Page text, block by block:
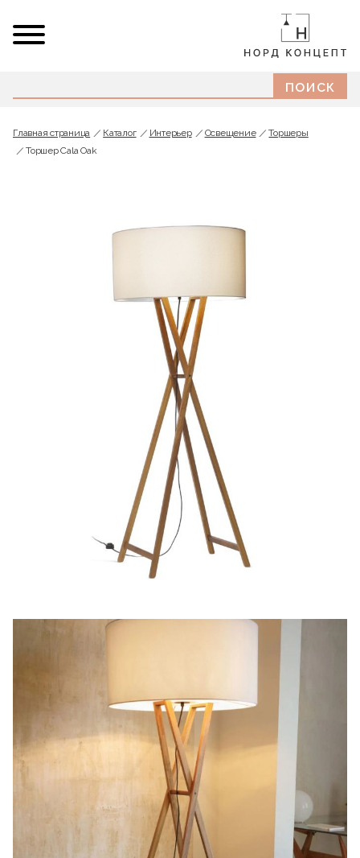
Главная страница Каталог Интерьер Освещение
Торшеры
Торшер Cala Oak